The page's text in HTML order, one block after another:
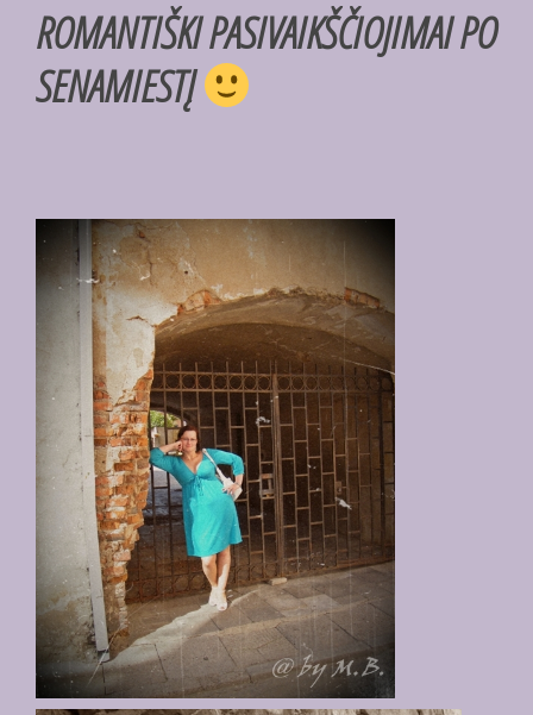
ROMANTIŠKI PASIVAIKŠČIOJIMAI PO
SENAMIESTĮ